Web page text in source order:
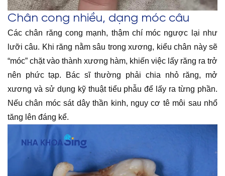
Chân cong nhiều, dạng móc câu
Các chân răng cong mạnh, thậm chí móc ngược lại như
lưỡi câu. Khi răng nằm sâu trong xương, kiểu chân này sẽ
“móc” chặt vào thành xương hàm, khiến việc lấy răng ra trở
nên phức tạp. Bác sĩ thường phải chia nhỏ răng, mở
xương và sử dụng kỹ thuật tiểu phẫu để lấy ra từng phần.
Nếu chân móc sát dây thần kinh, nguy cơ tê môi sau nhổ
tăng lên đáng kể.